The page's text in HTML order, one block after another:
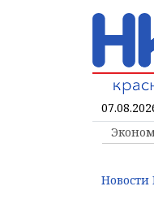
Новости